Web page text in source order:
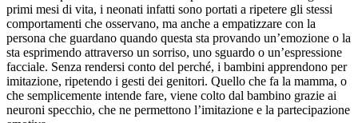
primi mesi di vita, i neonati infatti sono portati a ripetere gli stessi
comportamenti che osservano, ma anche a empatizzare con la
persona che guardano quando questa sta provando un’emozione o la
sta esprimendo attraverso un sorriso, uno sguardo o un’espressione
facciale. Senza rendersi conto del perché, i bambini apprendono per
imitazione, ripetendo i gesti dei genitori. Quello che fa la mamma, o
che semplicemente intende fare, viene colto dal bambino grazie ai
neuroni specchio, che ne permettono l’imitazione e la partecipazione